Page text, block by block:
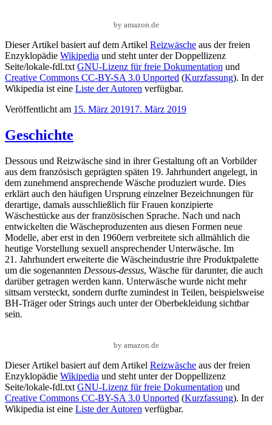
by amazon.de
Dieser Artikel basiert auf dem Artikel Reizwäsche aus der freien
Enzyklopädie Wikipedia und steht unter der Doppellizenz
Seite/lokale-fdl.txtGNU-Lizenz für freie Dokumentation und
Creative Commons CC-BY-SA 3.0 Unported (Kurzfassung). In der
Wikipedia ist eine Liste der Autoren verfügbar.
Veröffentlicht am 15. März 201917. März 2019
Geschichte
Dessous und Reizwäsche sind in ihrer Gestaltung oft an Vorbilder
aus dem französisch geprägten späten 19. Jahrhundert angelegt, in
dem zunehmend ansprechende Wäsche produziert wurde. Dies
erklärt auch den häufigen Ursprung einzelner Bezeichnungen für
derartige, damals ausschließlich für Frauen konzipierte
Wäschestücke aus der französischen Sprache. Nach und nach
entwickelten die Wäscheproduzenten aus diesen Formen neue
Modelle, aber erst in den 1960ern verbreitete sich allmählich die
heutige Vorstellung sexuell ansprechender Unterwäsche. Im
21. Jahrhundert erweiterte die Wäscheindustrie ihre Produktpalette
um die sogenannten Dessous-dessus, Wäsche für darunter, die auch
darüber getragen werden kann. Unterwäsche wurde nicht mehr
sittsam versteckt, sondern durfte zumindest in Teilen, beispielsweise
BH-Träger oder Strings auch unter der Oberbekleidung sichtbar
sein.
by amazon.de
Dieser Artikel basiert auf dem Artikel Reizwäsche aus der freien
Enzyklopädie Wikipedia und steht unter der Doppellizenz
Seite/lokale-fdl.txt GNU-Lizenz für freie Dokumentation und
Creative Commons CC-BY-SA 3.0 Unported (Kurzfassung). In der
Wikipedia ist eine Liste der Autoren verfügbar.